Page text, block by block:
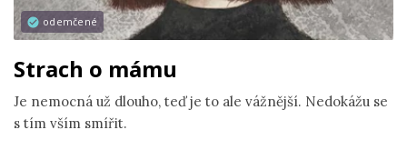
odemčené
Strach o mámu
Je nemocná už dlouho, teď je to ale vážnější. Nedokážu se
s tím vším smířit.